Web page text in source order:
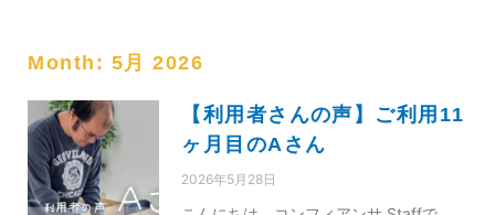
Month: 5月 2026
【利用者さんの声】ご利用11
ヶ月目のAさん
2026年5月28日